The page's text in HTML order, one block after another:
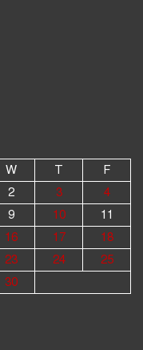
W T
F
2 3
4
9 10
11
16 17
18
23 24
25
30